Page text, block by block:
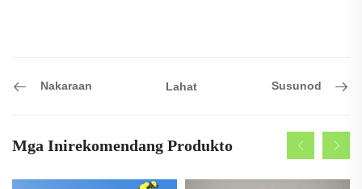
Nakaraan Lahat Susunod
Mga Inirekomendang Produkto